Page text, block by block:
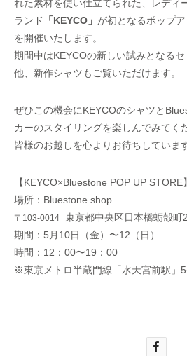
Men's Shoes
サイズ感を確かめたい！
2020.12.04
大丸東京店 Bluestone×KEYCO pop up
store開催
れた素材を使い仕立てられた、
レディ
ランド
「KEYCO」 が初となるポップ
を開催いたします。
期間中はKEYCOの新しい試みとなる
他、新作シャツもご覧いただけます。
ぜひこの機会にKEYCOのシャツと
カーのスタイリングを楽しんでみてく
皆様のお越しを心よりお待ちしていま
【KEYCO×Bluestone POP UP STORE】
場所：Bluestone shop
〒103-0014 東京都中央区日本橋蛎殻
期間：5月10日（金）〜12（日）
時間：12：00〜19：00
※東京メトロ半蔵門線「水天宮前駅」5